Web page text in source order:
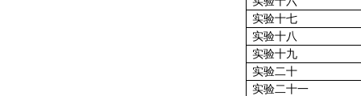
实验十七
实验十八
实验十九
实验二十
实验二十一